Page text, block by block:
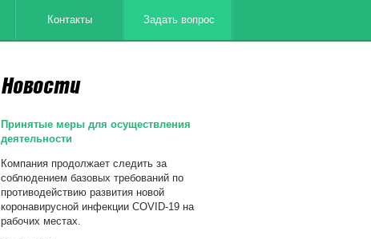
Контакты Задать вопрос
Новости
Принятые меры для осуществления
деятельности
Компания продолжает следить за
соблюдением базовых требований по
противодействию развития новой
коронавирусной инфекции COVID-19 на
рабочих местах.